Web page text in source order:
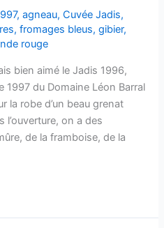
,agneau,Cuvée Jadis,
,fromages bleus,gibier,
rouge
bien aimé le Jadis 1996,
du Domaine Léon Barral
la robe d’un beau grenat
l’ouverture, on a des
de la framboise, de la